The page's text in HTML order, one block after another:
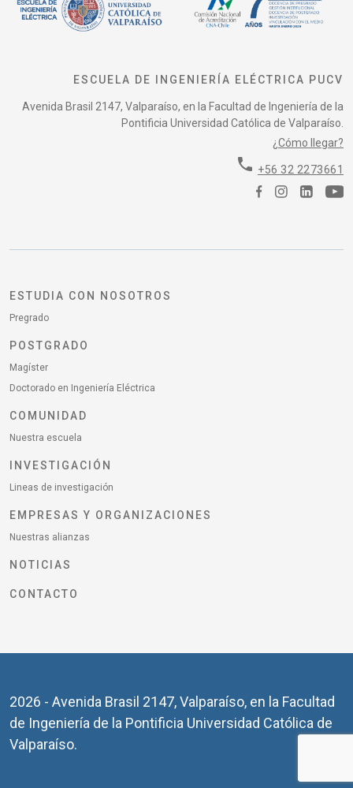
ESCUELA DE INGENIERÍA ELÉCTRICA PUCV
Avenida Brasil 2147, Valparaíso, en la Facultad de Ingeniería de la
Pontificia Universidad Católica de Valparaíso.
¿Cómo llegar?
phone +56 32 2273661
ESTUDIA CON NOSOTROS
Pregrado
POSTGRADO
Magíster
Doctorado en Ingeniería Eléctrica
COMUNIDAD
Nuestra escuela
INVESTIGACIÓN
Lineas de investigación
EMPRESAS Y ORGANIZACIONES
Nuestras alianzas
NOTICIAS
CONTACTO
2026 - Avenida Brasil 2147, Valparaíso, en la Facultad
de Ingeniería de la Pontificia Universidad Católica de
Valparaíso.